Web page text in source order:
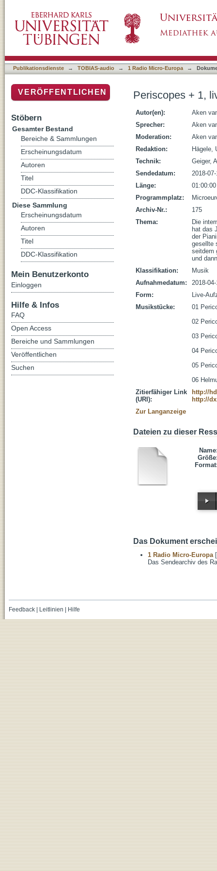
Publikationsdienste → TOBIAS-audio → 1 Radio Micro-Europa →
Periscopes + 1,
Autor(en):
Aken
Sprecher:
Aken
Moderation:
Aken
Redaktion:
Hägele,
Technik:
Geiger,
Sendedatum:
2018-
Länge:
01:00:00
Programmplatz:
Archiv-Nr.:
175
Thema:
Die
hat das
der
gesellte
seitdem
und
Klassifikation:
Musik
Aufnahmedatum:
2018-
Form:
Live-
Musikstücke:
01
02
03
04
05
06
Zitierfähiger Link
(URI):
http://
http://
Zur Langanzeige
Dateien zu dieser
Das Dokument
1 Radio Micro-Europa
Das Sendearchiv des
VERÖFFENTLICHEN
Stöbern
Gesamter Bestand
Bereiche & Sammlungen
Erscheinungsdatum
Autoren
Titel
DDC-Klassifikation
Diese Sammlung
Erscheinungsdatum
Autoren
Titel
DDC-Klassifikation
Mein Benutzerkonto
Einloggen
Hilfe & Infos
FAQ
Open Access
Bereiche und Sammlungen
Veröffentlichen
Suchen
Feedback| Leitlinien Hilfe